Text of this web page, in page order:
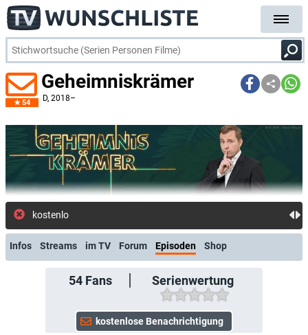
54
Geheimniskrämer
D, 2018–
kostenlose E-Ma
Infos Streams im TV Forum Episoden Shop
54Fans Serienwertung